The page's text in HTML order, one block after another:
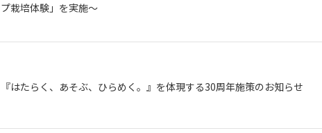
プ栽培体験」を実施～
『はたらく、あそぶ、ひらめく。』を体現する30周年施策のお知らせ